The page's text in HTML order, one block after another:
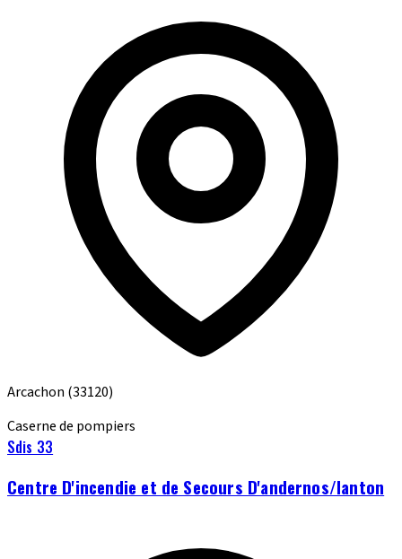
Arcachon (33120)
Caserne de pompiers
Sdis 33
Centre D'incendie et de Secours D'andernos/lanton